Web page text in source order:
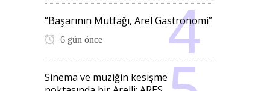
“Başarının Mutfağı, Arel Gastronomi”
6 gün önce
Sinema ve müziğin kesişme